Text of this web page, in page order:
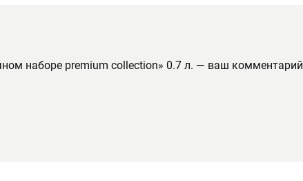
наборе premium collection» 0.7 л. — ваш комментарий